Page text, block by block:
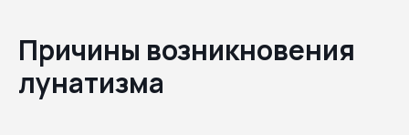
Причины возникновения
лунатизма